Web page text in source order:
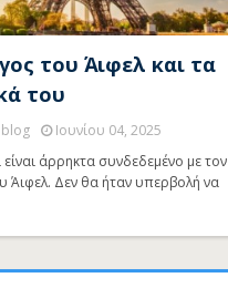
του Άιφελ και τα
του
blog
Ιουνίου 04, 2025
άρρηκτα συνδεδεμένο με τον
Άιφελ. Δεν θα ήταν υπερβολή να